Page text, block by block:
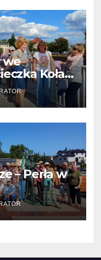
we
Koła
– Perła w